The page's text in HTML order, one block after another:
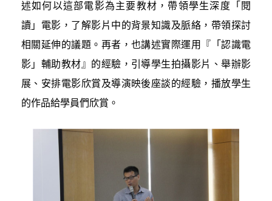
述如何以這部電影為主要教材，帶領學生深度「閱
讀」電影，了解影片中的背景知識及脈絡，帶領探討
相關延伸的議題。再者，也講述實際運用『「認識電
影」輔助教材』的經驗，引導學生拍攝影片、舉辦影
展、安排電影欣賞及導演映後座談的經驗，播放學生
的作品給學員們欣賞。